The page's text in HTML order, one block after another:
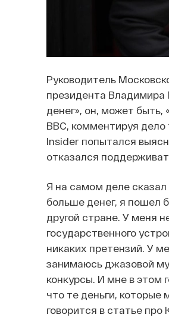
Руководитель
президента Владимира
денег», он, может быть,
BBC, комментируя
Insider попытался
отказался
Я на самом деле
больше денег, я пошел
другой стране. У меня
государственного
никаких претензий. У
занимаюсь джазовой
конкурсы. И мне в этом
что те деньги,
говорится в статье